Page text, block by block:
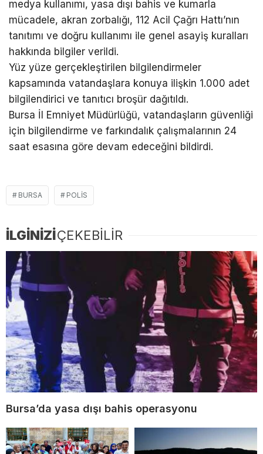
medya kullanımı, yasa dışı bahis ve kumarla
mücadele, akran zorbalığı, 112 Acil Çağrı Hattı’nın
tanıtımı ve doğru kullanımı ile genel asayiş kuralları
hakkında bilgiler verildi.
Yüz yüze gerçekleştirilen bilgilendirmeler
kapsamında vatandaşlara konuya ilişkin 1.000 adet
bilgilendirici ve tanıtıcı broşür dağıtıldı.
Bursa İl Emniyet Müdürlüğü, vatandaşların güvenliği
için bilgilendirme ve farkındalık çalışmalarının 24
saat esasına göre devam edeceğini bildirdi.
BURSA POLIS
İLGİNİZİÇEKEBİLİR
Bursa’da yasa dışı bahis operasyonu